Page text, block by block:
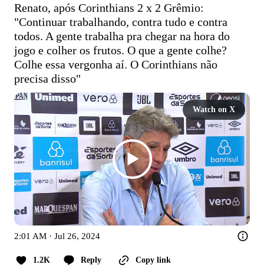
Renato, após Corinthians 2 x 2 Grêmio:
"Continuar trabalhando, contra tudo e contra
todos. A gente trabalha pra chegar na hora do
jogo e colher os frutos. O que a gente colhe?
Colhe essa vergonha aí. O Corinthians não
precisa disso"
Watch on X
2:01 AM · Jul 26, 2024
1.2K Reply Copy link